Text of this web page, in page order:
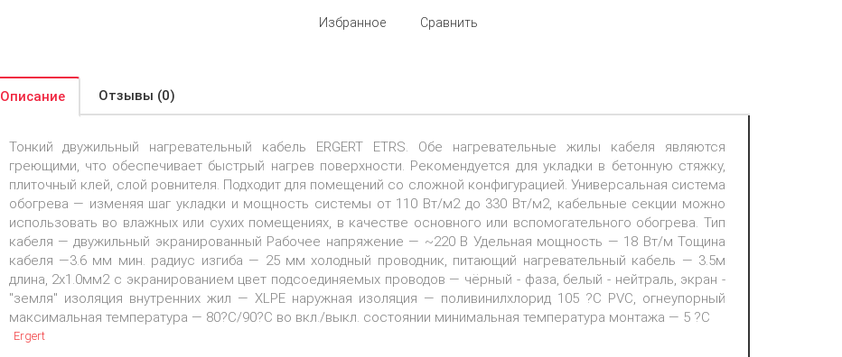
Избранное Сравнить
Описание Отзывы (0)
Тонкий двужильный нагревательный кабель ERGERT ETRS. Обе нагревательные жилы кабеля являются
греющими, что обеспечивает быстрый нагрев поверхности. Рекомендуется для укладки в бетонную стяжку,
плиточный клей, слой ровнителя. Подходит для помещений со сложной конфигурацией. Универсальная система
обогрева — изменяя шаг укладки и мощность системы от 110 Вт/м2 до 330 Вт/м2, кабельные секции можно
использовать во влажных или сухих помещениях, в качестве основного или вспомогательного обогрева. Тип
кабеля — двужильный экранированный Рабочее напряжение — ~220 В Удельная мощность — 18 Вт/м Тощина
кабеля —3.6 мм мин. радиус изгиба — 25 мм холодный проводник, питающий нагревательный кабель — 3.5м
длина, 2x1.0мм2 с экранированием цвет подсоединяемых проводов — чёрный - фаза, белый - нейтраль, экран -
"земля" изоляция внутренних жил — XLPE наружная изоляция — поливинилхлорид 105 ?С PVC, огнеупорный
максимальная температура — 80?С/90?С во вкл./выкл. состоянии минимальная температура монтажа — 5 ?С
Ergert